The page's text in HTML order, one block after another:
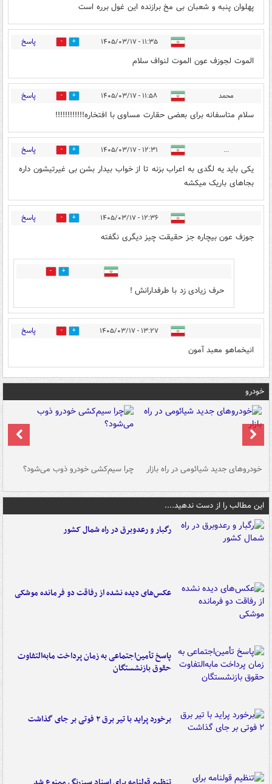
پهلوان پنبه و شعبان بی مخ برازنده این غول برره است
۱۱:۳۵ - ۱۴۰۵/۰۳/۱۷ 11 پاسخ
الموت لجوزف عون الموت لنواف سلام
محمد ۱۱:۵۸ - ۱۴۰۵/۰۳/۱۷ 8 پاسخ
سلام متاسفانه برای بعضی حقارت مساوی با افتخاره!!!!!!!!!!!!
... ۱۲:۳۱ - ۱۴۰۵/۰۳/۱۷ 7 پاسخ
یکی باید یه لگدی به اعراب بزنه تا از خواب بیدار بشن بی غیرتیشون داره
بجاهای باریک میکشه
۱۲:۳۶ - ۱۴۰۵/۰۳/۱۷ 1 پاسخ
جوزف عون بیچاره جز حقیقت چیز دیگری نگفته
4
حرف زیادی زد با طرفدارانش !
۱۳:۲۷ - ۱۴۰۵/۰۳/۱۷ 5 پاسخ
انیخماهو معبد آمون
خودرو
خودروهای جدید شیائومی در راه بازار چرا سیم‌کشی خودرو ذوب می‌شود؟
این مطالب را از دست ندهید....
رگبار و رعدوبرق در راه شمال کشور
عکس‌های دیده نشده از رفاقت دو فرمانده‌ موشکی
پاسخ تأمین‌اجتماعی به زمان پرداخت مابه‌التفاوت
حقوق بازنشستگان
برخورد پراید با تیر برق ۲ فوتی بر جای گذاشت